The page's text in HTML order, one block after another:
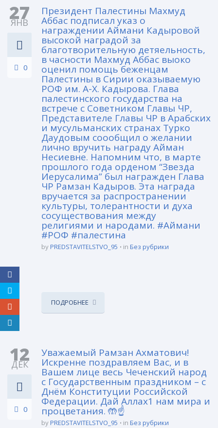
27
ЯНВ
0
Президент Палестины Махмуд
Аббас подписал указ о
награждении Аймани Кадыровой
высокой наградой за
благотворительную детяельность,
в часности Махмуд Аббас выоко
оценил помощь беженцам
Палестины в Сирии оказываемую
РОФ им. А-Х. Кадырова. Глава
палестинского государства на
встрече с Советником Главы ЧР,
Представителе Главы ЧР в Арабских
и мусульманских странах Турко
Даудовым соообщил о желании
лично вручить награду Айман
Несиевне. Напомним что, в марте
прошлого года орденом “Звезда
Иерусалима” был награжден Глава
ЧР Рамзан Кадыров. Эта награда
вручается за распространении
культуры, толерантности и духа
сосуществования между
религиями и народами. #Аймани
#РОФ #палестина
byPREDSTAVITELSTVO_95 in Без рубрики
ПОДРОБНЕЕ
12
ДЕК
0
Уважаемый Рамзан Ахматович!
Искренне поздравляем Вас, и в
Вашем лице весь Чеченский народ
с Государственным праздником – с
Днём Конституции Российской
Федерации. Дай Аллах1 нам мира и
процветания. 🤲☝️
byPREDSTAVITELSTVO_95 in Без рубрики